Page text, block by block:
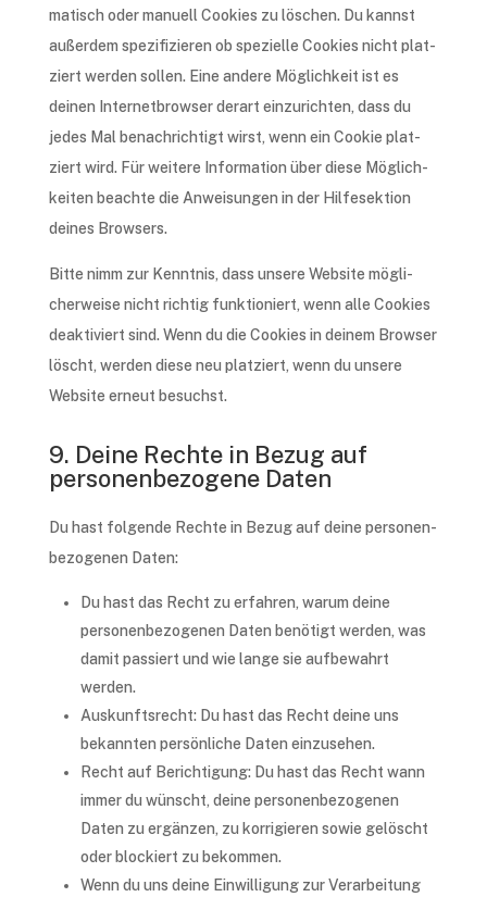
ma­tisch oder manu­ell Cookies zu löschen. Du kannst
außer­dem spezi­fi­zie­ren ob spezi­el­le Cookies nicht plat­
ziert werden sollen. Eine ande­re Möglich­keit ist es
deinen Inter­net­brow­ser derart einzu­rich­ten, dass du
jedes Mal benach­rich­tigt wirst, wenn ein Cookie plat­
ziert wird. Für weite­re Infor­ma­ti­on über diese Möglich­
kei­ten beach­te die Anwei­sun­gen in der Hilf­e­sek­ti­on
deines Browsers.
Bitte nimm zur Kennt­nis, dass unse­re Website mögli­
cher­wei­se nicht rich­tig funk­tio­niert, wenn alle Cookies
deak­ti­viert sind. Wenn du die Cookies in deinem Brow­ser
löscht, werden diese neu plat­ziert, wenn du unse­re
Website erneut besuchst.
9. Deine Rechte in Bezug auf
personenbezogene Daten
Du hast folgen­de Rech­te in Bezug auf deine perso­nen­
be­zo­ge­nen Daten:
Du hast das Recht zu erfah­ren, warum deine
perso­nen­be­zo­ge­nen Daten benö­tigt werden, was
damit passiert und wie lange sie aufbe­wahrt
werden.
Auskunfts­recht: Du hast das Recht deine uns
bekann­ten persön­li­che Daten einzusehen.
Recht auf Berich­ti­gung: Du hast das Recht wann
immer du wünscht, deine perso­nen­be­zo­ge­nen
Daten zu ergän­zen, zu korri­gie­ren sowie gelöscht
oder blockiert zu bekommen.
Wenn du uns deine Einwil­li­gung zur Verar­bei­tung